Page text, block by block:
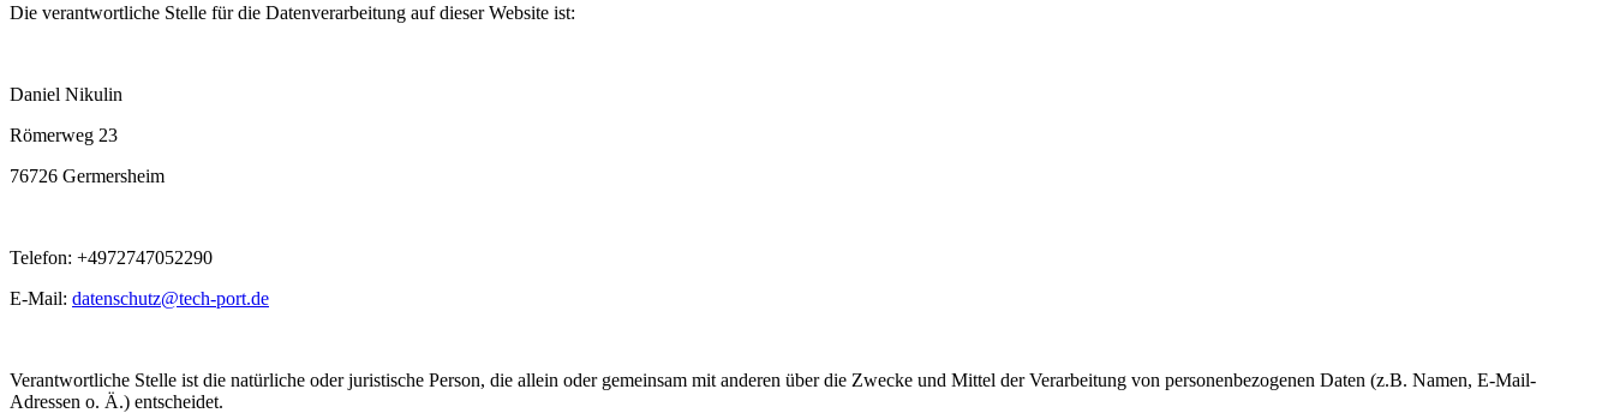
Die verantwortliche Stelle für die Datenverarbeitung auf dieser Website ist:
Daniel Nikulin
Römerweg 23
76726 Germersheim
Telefon: +4972747052290
E-Mail: datenschutz@tech-port.de
Verantwortliche Stelle ist die natürliche oder juristische Person, die allein oder gemeinsam mit anderen über die Zwecke und Mittel der Verarbeitung von personenbezogenen Daten (z.B. Namen, E-Mail-
Adressen o. Ä.) entscheidet.